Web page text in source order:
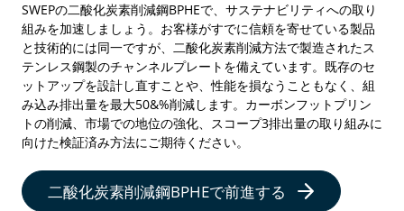
SWEPの二酸化炭素削減鋼BPHEで、サステナビリティへの取り
組みを加速しましょう。お客様がすでに信頼を寄せている製品
と技術的には同一ですが、二酸化炭素削減方法で製造されたス
テンレス鋼製のチャンネルプレートを備えています。既存のセ
ットアップを設計し直すことや、性能を損なうこともなく、組
み込み排出量を最大50&%削減します。カーボンフットプリン
トの削減、市場での地位の強化、スコープ3排出量の取り組みに
向けた検証済み方法にご期待ください。
二酸化炭素削減鋼BPHEで前進する